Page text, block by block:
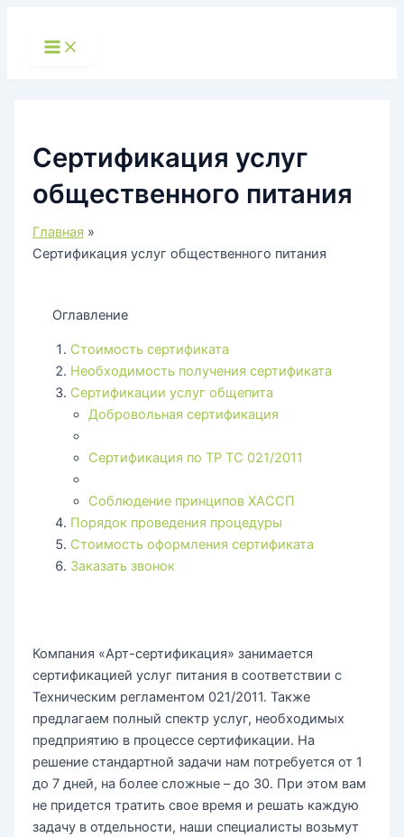
Main
Menu
Сертификация услуг
общественного питания
Главная
Сертификация услуг общественного питания
Оглавление
Стоимость сертификата
Необходимость получения сертификата
Сертификации услуг общепита
Добровольная сертификация
Сертификация по ТР ТС 021/2011
Соблюдение принципов ХАССП
Порядок проведения процедуры
Стоимость оформления сертификата
Заказать звонок
Компания «Арт-сертификация» занимается
сертификацией услуг питания в соответствии с
Техническим регламентом 021/2011. Также
предлагаем полный спектр услуг, необходимых
предприятию в процессе сертификации. На
решение стандартной задачи нам потребуется от 1
до 7 дней, на более сложные – до 30. При этом вам
не придется тратить свое время и решать каждую
задачу в отдельности, наши специалисты возьмут